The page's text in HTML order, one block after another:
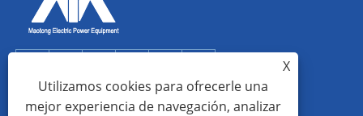
X
Utilizamos cookies para ofrecerle una
mejor experiencia de navegación, analizar